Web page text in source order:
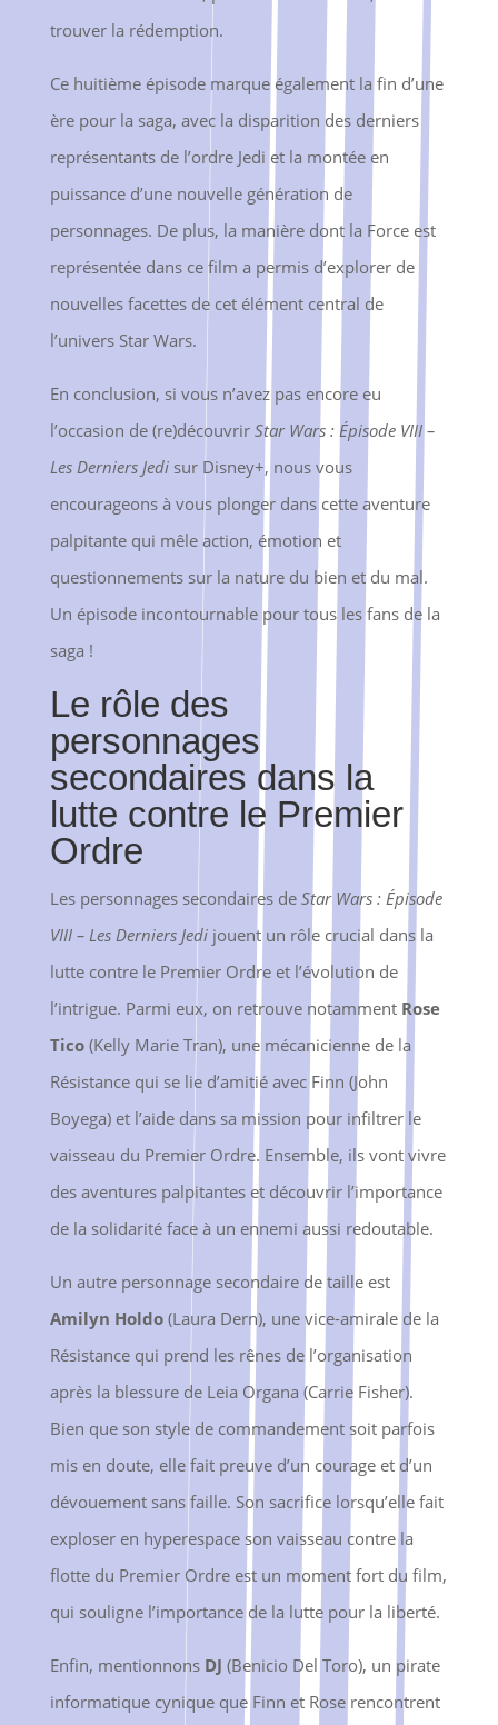
trouver la rédemption.
Ce huitième épisode marque également la fin d’une
ère pour la saga, avec la disparition des derniers
représentants de l’ordre Jedi et la montée en
puissance d’une nouvelle génération de
personnages. De plus, la manière dont la Force est
représentée dans ce film a permis d’explorer de
nouvelles facettes de cet élément central de
l’univers Star Wars.
En conclusion, si vous n’avez pas encore eu
l’occasion de (re)découvrir Star Wars : Épisode VIII –
Les Derniers Jedisur Disney+, nous vous
encourageons à vous plonger dans cette aventure
palpitante qui mêle action, émotion et
questionnements sur la nature du bien et du mal.
Un épisode incontournable pour tous les fans de la
saga !
Le rôle des
personnages
secondaires dans la
lutte contre le Premier
Ordre
Les personnages secondaires de Star Wars : Épisode
VIII – Les Derniers Jedijouent un rôle crucial dans la
lutte contre le Premier Ordre et l’évolution de
l’intrigue. Parmi eux, on retrouve notamment Rose
Tico(Kelly Marie Tran), une mécanicienne de la
Résistance qui se lie d’amitié avec Finn (John
Boyega) et l’aide dans sa mission pour infiltrer le
vaisseau du Premier Ordre. Ensemble, ils vont vivre
des aventures palpitantes et découvrir l’importance
de la solidarité face à un ennemi aussi redoutable.
Un autre personnage secondaire de taille est
Amilyn Holdo(Laura Dern), une vice-amirale de la
Résistance qui prend les rênes de l’organisation
après la blessure de Leia Organa (Carrie Fisher).
Bien que son style de commandement soit parfois
mis en doute, elle fait preuve d’un courage et d’un
dévouement sans faille. Son sacrifice lorsqu’elle fait
exploser en hyperespace son vaisseau contre la
flotte du Premier Ordre est un moment fort du film,
qui souligne l’importance de la lutte pour la liberté.
Enfin, mentionnons DJ (Benicio Del Toro), un pirate
informatique cynique que Finn et Rose rencontrent